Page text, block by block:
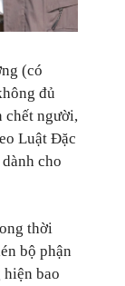
(có
đủ
chết người,
Luật Đặc
cho
thời
bộ phận
bao